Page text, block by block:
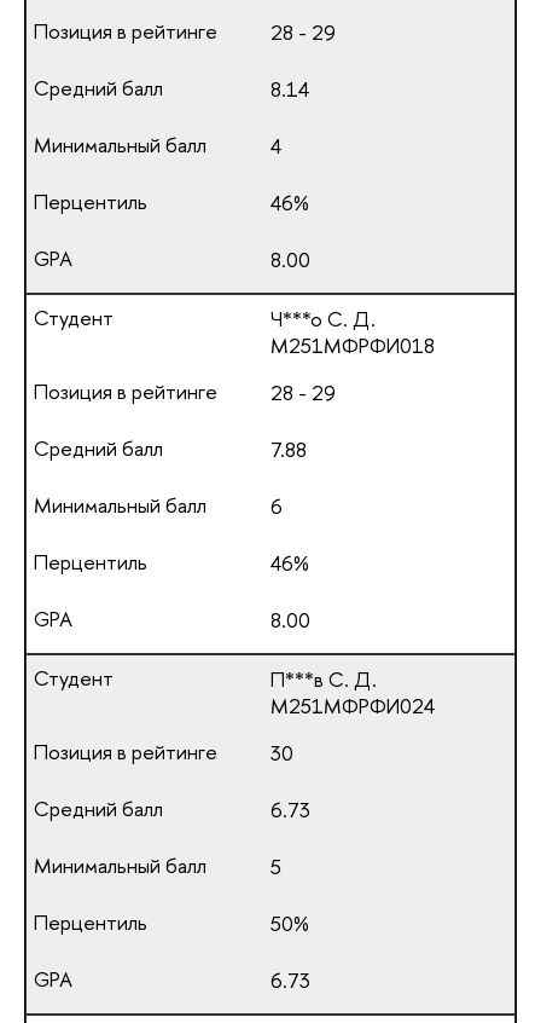
28 - 29
8.14
4
46%
8.00
Ч***о С. Д.
М251МФРФИ018
28 - 29
7.88
6
46%
8.00
П***в С. Д.
М251МФРФИ024
30
6.73
5
50%
6.73